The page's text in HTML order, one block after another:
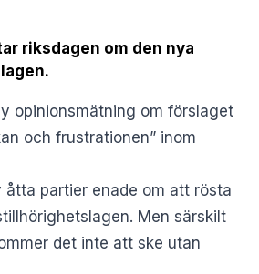
riksdagen om den nya
opinionsmätning om förslaget
och frustrationen” inom
åtta partier enade om att rösta
Men särskilt
det inte att ske utan